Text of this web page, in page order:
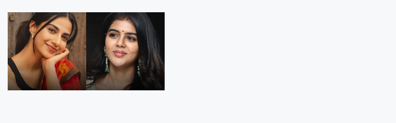
நடிகை மீனாக்க்ஷி
சௌத்திரியின்
புகைப்படத்தொகுப்பு
நடிகை ருக்மணி
வசந்தின்
புகைப்படத்தொகுப்பு